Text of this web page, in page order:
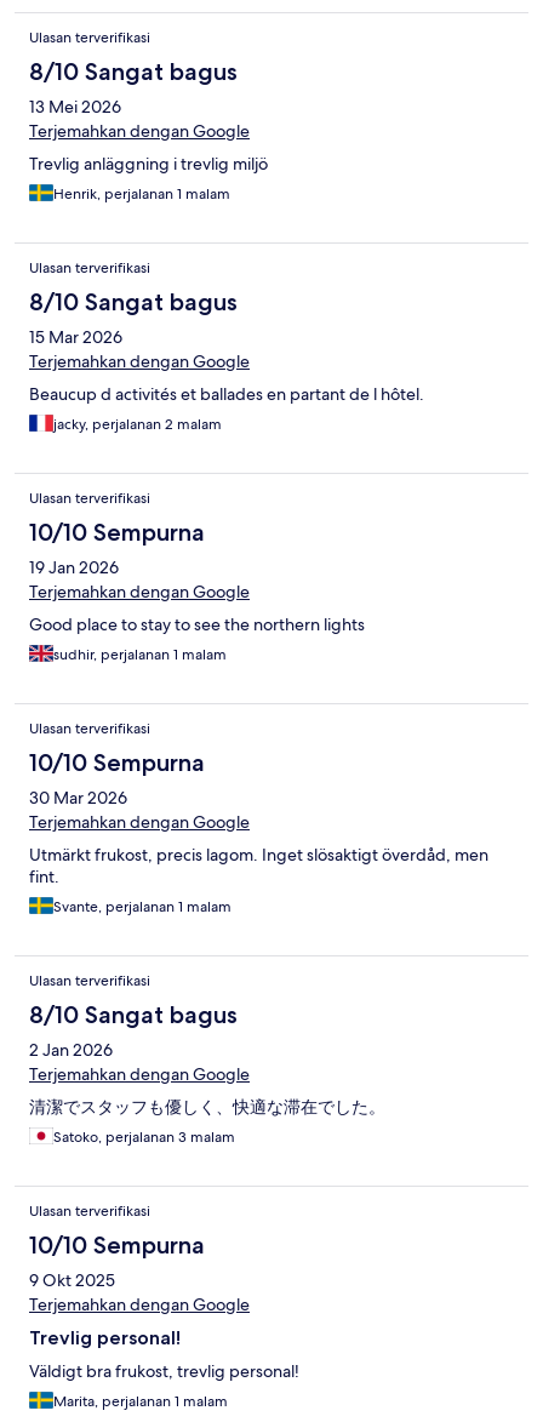
Ulasan terverifikasi
8/10 Sangat bagus
13 Mei 2026
Terjemahkan dengan Google
Trevlig anläggning i trevlig miljö
Henrik, perjalanan 1 malam
Ulasan terverifikasi
8/10 Sangat bagus
15 Mar 2026
Terjemahkan dengan Google
Beaucup d activités et ballades en partant de l hôtel.
jacky, perjalanan 2 malam
Ulasan terverifikasi
10/10 Sempurna
19 Jan 2026
Terjemahkan dengan Google
Good place to stay to see the northern lights
sudhir, perjalanan 1 malam
Ulasan terverifikasi
10/10 Sempurna
30 Mar 2026
Terjemahkan dengan Google
Utmärkt frukost, precis lagom. Inget slösaktigt överdåd, men
fint.
Svante, perjalanan 1 malam
Ulasan terverifikasi
8/10 Sangat bagus
2 Jan 2026
Terjemahkan dengan Google
清潔でスタッフも優しく、快適な滞在でした。
Satoko, perjalanan 3 malam
Ulasan terverifikasi
10/10 Sempurna
9 Okt 2025
Terjemahkan dengan Google
Trevlig personal!
Väldigt bra frukost, trevlig personal!
Marita, perjalanan 1 malam